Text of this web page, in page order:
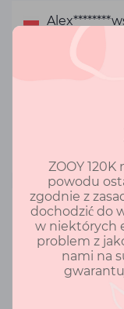
zł
Dobre i
ZOOY
powodu
zgodnie z
dochodzić do
w niektórych
problem z
nami na